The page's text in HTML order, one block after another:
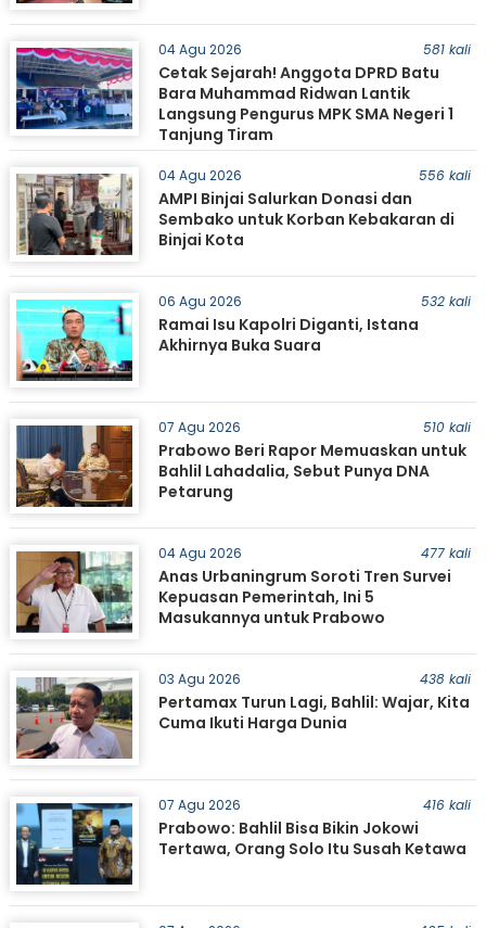
04 Agu 2026 581 kali
Cetak Sejarah! Anggota DPRD Batu
Bara Muhammad Ridwan Lantik
Langsung Pengurus MPK SMA Negeri 1
Tanjung Tiram
04 Agu 2026 556 kali
AMPI Binjai Salurkan Donasi dan
Sembako untuk Korban Kebakaran di
Binjai Kota
06 Agu 2026 532 kali
Ramai Isu Kapolri Diganti, Istana
Akhirnya Buka Suara
07 Agu 2026 510 kali
Prabowo Beri Rapor Memuaskan untuk
Bahlil Lahadalia, Sebut Punya DNA
Petarung
04 Agu 2026 477 kali
Anas Urbaningrum Soroti Tren Survei
Kepuasan Pemerintah, Ini 5
Masukannya untuk Prabowo
03 Agu 2026 438 kali
Pertamax Turun Lagi, Bahlil: Wajar, Kita
Cuma Ikuti Harga Dunia
07 Agu 2026 416 kali
Prabowo: Bahlil Bisa Bikin Jokowi
Tertawa, Orang Solo Itu Susah Ketawa